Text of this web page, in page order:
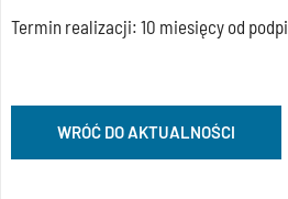
Termin realizacji: 10 miesięcy od
WRÓĆ DO AKTUALNOŚCI